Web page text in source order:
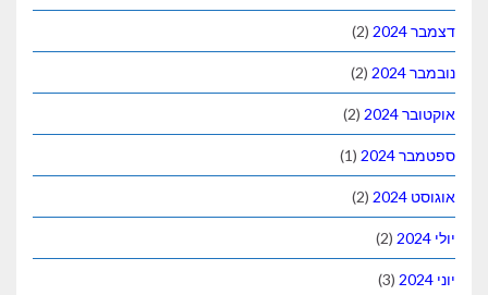
דצמבר 2024 (2)
נובמבר 2024 (2)
אוקטובר 2024 (2)
ספטמבר 2024 (1)
אוגוסט 2024 (2)
יולי 2024 (2)
יוני 2024 (3)